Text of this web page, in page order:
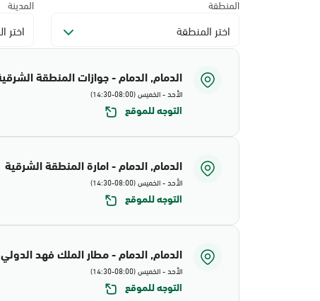
المنطقة
اختر المنطقة
المدينة
اختر
الدمام, الدمام - جوازات المنطقة
الأحد - الخميس (08:00-14:30)
التوجه للموقع
الدمام, الدمام - امارة المنطقة الشرقية
الأحد - الخميس (08:00-14:30)
التوجه للموقع
الدمام, الدمام - مطار الملك فهد الدولي
الأحد - الخميس (08:00-14:30)
التوجه للموقع